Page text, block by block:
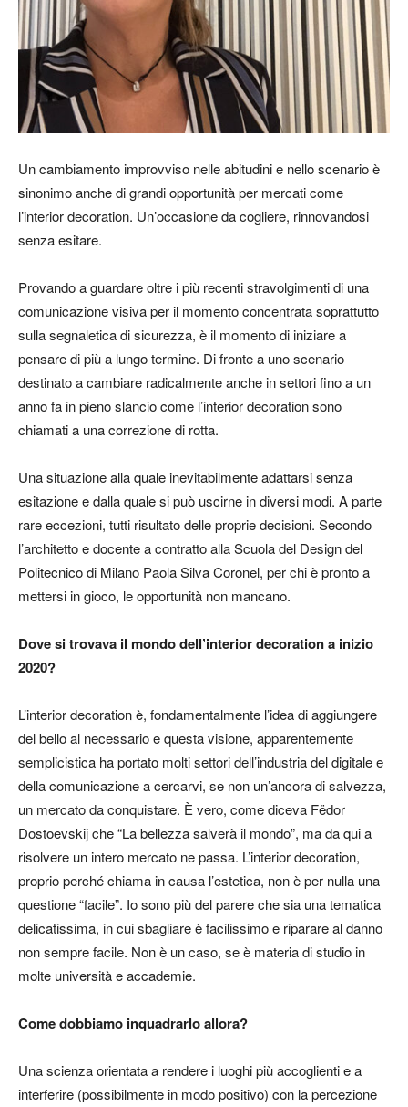
Un cambiamento improvviso nelle abitudini e nello scenario è
sinonimo anche di grandi opportunità per mercati come
l’interior decoration. Un’occasione da cogliere, rinnovandosi
senza esitare.
Provando a guardare oltre i più recenti stravolgimenti di una
comunicazione visiva per il momento concentrata soprattutto
sulla segnaletica di sicurezza, è il momento di iniziare a
pensare di più a lungo termine. Di fronte a uno scenario
destinato a cambiare radicalmente anche in settori fino a un
anno fa in pieno slancio come l’interior decoration sono
chiamati a una correzione di rotta.
Una situazione alla quale inevitabilmente adattarsi senza
esitazione e dalla quale si può uscirne in diversi modi. A parte
rare eccezioni, tutti risultato delle proprie decisioni. Secondo
l’architetto e docente a contratto alla Scuola del Design del
Politecnico di Milano Paola Silva Coronel, per chi è pronto a
mettersi in gioco, le opportunità non mancano.
Dove si trovava il mondo dell’interior decoration a inizio
2020?
L’interior decoration è, fondamentalmente l’idea di aggiungere
del bello al necessario e questa visione, apparentemente
semplicistica ha portato molti settori dell’industria del digitale e
della comunicazione a cercarvi, se non un’ancora di salvezza,
un mercato da conquistare. È vero, come diceva Fëdor
Dostoevskij che “La bellezza salverà il mondo”, ma da qui a
risolvere un intero mercato ne passa. L’interior decoration,
proprio perché chiama in causa l’estetica, non è per nulla una
questione “facile”. Io sono più del parere che sia una tematica
delicatissima, in cui sbagliare è facilissimo e riparare al danno
non sempre facile. Non è un caso, se è materia di studio in
molte università e accademie.
Come dobbiamo inquadrarlo allora?
Una scienza orientata a rendere i luoghi più accoglienti e a
interferire (possibilmente in modo positivo) con la percezione